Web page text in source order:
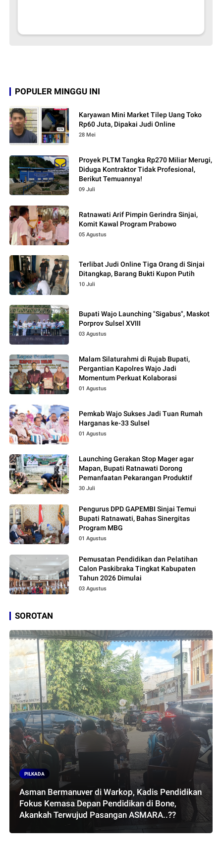
POPULER MINGGU INI
Karyawan Mini Market Tilep Uang Toko
Rp60 Juta, Dipakai Judi Online
28 Mei
Proyek PLTM Tangka Rp270 Miliar Merugi,
Diduga Kontraktor Tidak Profesional,
Berikut Temuannya!
09 Juli
Ratnawati Arif Pimpin Gerindra Sinjai,
Komit Kawal Program Prabowo
05 Agustus
Terlibat Judi Online Tiga Orang di Sinjai
Ditangkap, Barang Bukti Kupon Putih
10 Juli
Bupati Wajo Launching "Sigabus", Maskot
Porprov Sulsel XVIII
03 Agustus
Malam Silaturahmi di Rujab Bupati,
Pergantian Kapolres Wajo Jadi
Momentum Perkuat Kolaborasi
01 Agustus
Pemkab Wajo Sukses Jadi Tuan Rumah
Harganas ke-33 Sulsel
01 Agustus
Launching Gerakan Stop Mager agar
Mapan, Bupati Ratnawati Dorong
Pemanfaatan Pekarangan Produktif
30 Juli
Pengurus DPD GAPEMBI Sinjai Temui
Bupati Ratnawati, Bahas Sinergitas
Program MBG
01 Agustus
Pemusatan Pendidikan dan Pelatihan
Calon Paskibraka Tingkat Kabupaten
Tahun 2026 Dimulai
03 Agustus
SOROTAN
PILKADA
Asman Bermanuver di Warkop, Kadis Pendidikan
Fokus Kemasa Depan Pendidikan di Bone,
Akankah Terwujud Pasangan ASMARA..??